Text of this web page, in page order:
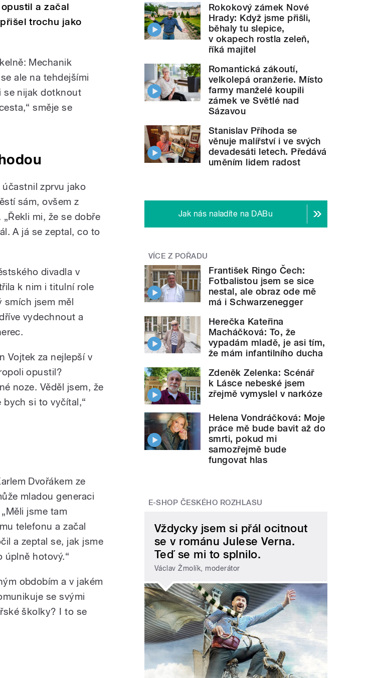
a začal
trochu jako
Mechanik
ale na tehdejšími
se nijak dotknout
směje se
zprvu jako
sám, ovšem z
mi, že se dobře
A já se zeptal, co to
divadla v
k nim i titulní role
smích jsem měl
vydechnout a
Vojtek za nejlepší v
opustil?
noze. Věděl jsem, že
si to vyčítal,“
Dvořákem ze
mladou generaci
jsme tam
telefonu a začal
a zeptal se, jak jsme
úplně hotový.“
obdobím a v jakém
se svými
školky? I to se
Rokokový zámek Nové
Hrady: Když jsme přišli,
běhaly tu slepice,
v okapech rostla zeleň,
říká majitel
Romantická zákoutí,
velkolepá oranžerie. Místo
farmy manželé koupili
zámek ve Světlé nad
Sázavou
Stanislav Příhoda se
věnuje malířství i ve svých
devadesáti letech. Předává
uměním lidem radost
Jak nás naladíte na DABu
VÍCE Z POŘADU
František Ringo Čech:
Fotbalistou jsem se sice
nestal, ale obraz ode mě
má i Schwarzenegger
Herečka Kateřina
Macháčková: To, že
vypadám mladě, je asi tím,
že mám infantilního ducha
Zdeněk Zelenka: Scénář
k Lásce nebeské jsem
zřejmě vymyslel v narkóze
Helena Vondráčková: Moje
práce mě bude bavit až do
smrti, pokud mi
samozřejmě bude
fungovat hlas
E-SHOP ČESKÉHO ROZHLASU
Vždycky jsem si přál ocitnout
se v románu Julese Verna.
Teď se mi to splnilo.
Václav Žmolík, moderátor